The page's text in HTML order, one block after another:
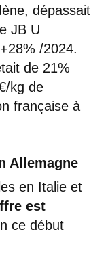
dépassait
JB U
/2024.
de 21%
kg de
française à
Allemagne
en Italie et
est
ce début